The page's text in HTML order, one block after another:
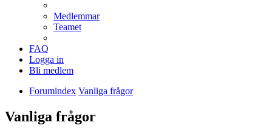
Medlemmar
Teamet
FAQ
Logga in
Bli medlem
Forumindex Vanliga frågor
Vanliga frågor